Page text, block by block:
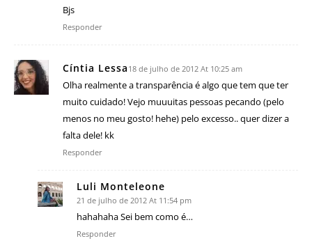
Bjs
Responder
Cíntia Lessa 18 de julho de 2012 At 10:25 am
Olha realmente a transparência é algo que tem que ter
muito cuidado! Vejo muuuitas pessoas pecando (pelo
menos no meu gosto! hehe) pelo excesso.. quer dizer a
falta dele! kk
Responder
Luli Monteleone
21 de julho de 2012 At 11:54 pm
hahahaha Sei bem como é…
Responder